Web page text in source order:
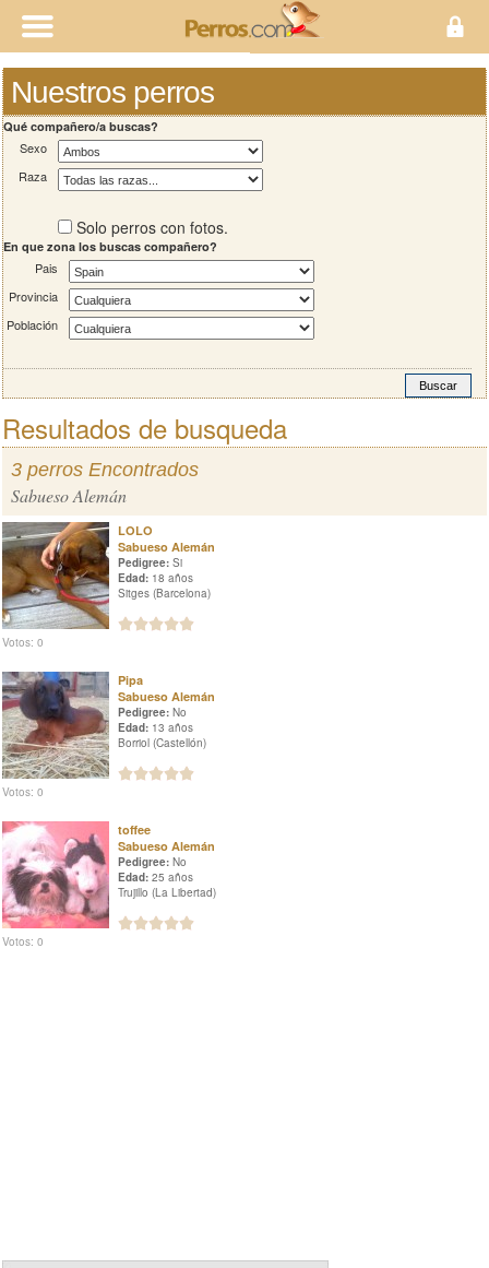
Nuestros perros
Qué compañero/a buscas?
Sexo
Raza
Solo perros con fotos.
En que zona los buscas compañero?
Pais
Provincia
Población
Resultados de busqueda
3 perros Encontrados
Sabueso Alemán
LOLO
Sabueso Alemán
Pedigree: Si
Edad: 18 años
Sitges (Barcelona)
Votos: 0
Pipa
Sabueso Alemán
Pedigree: No
Edad: 13 años
Borriol (Castellón)
Votos: 0
toffee
Sabueso Alemán
Pedigree: No
Edad: 25 años
Trujillo (La Libertad)
Votos: 0